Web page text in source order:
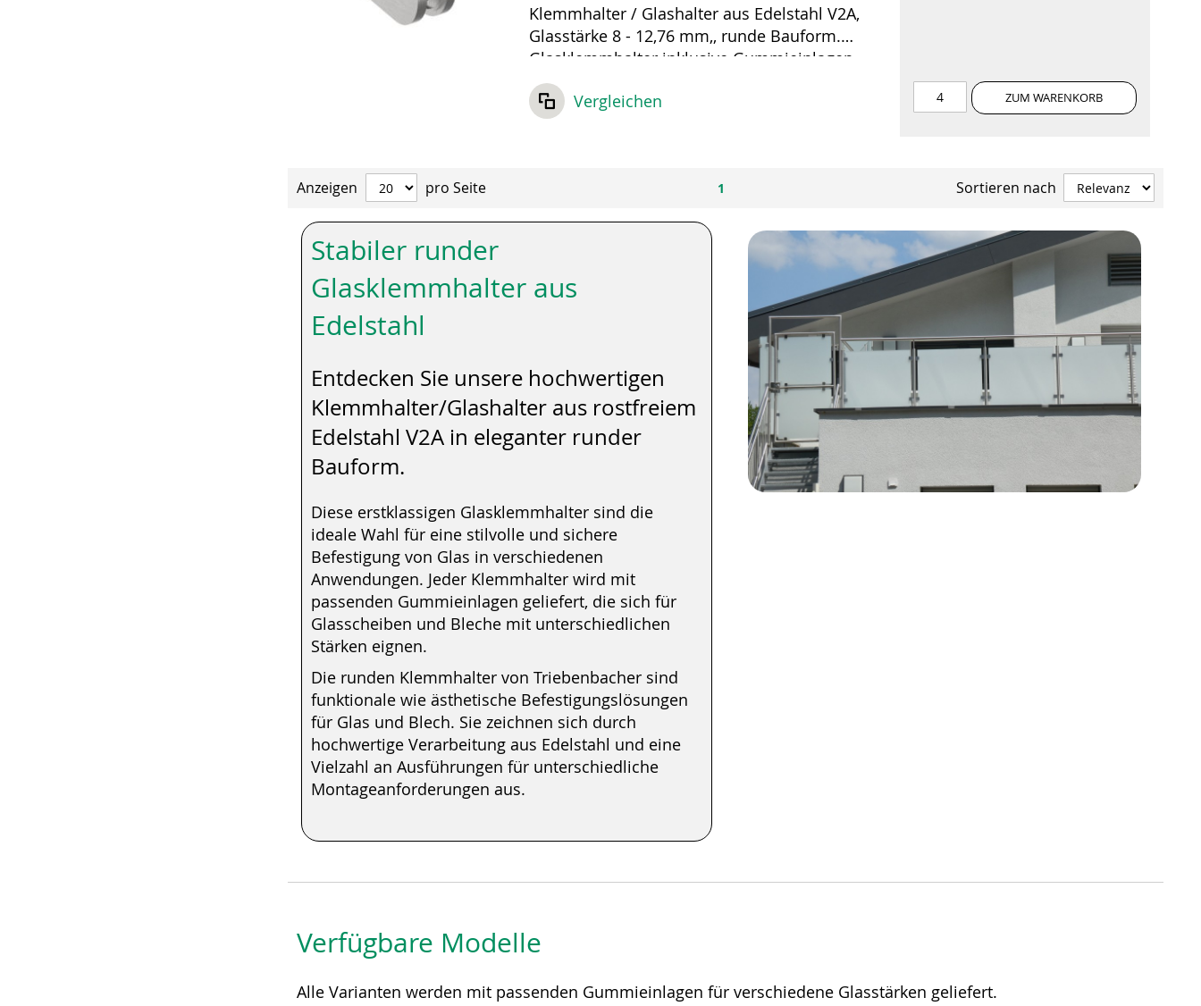
Klemmhalter / Glashalter aus Edelstahl V2A,
Glasstärke 8 - 12,76 mm,, runde Bauform.
Glasklemmhalter inklusive Gummieinlagen
und Sicherungsstift.
Vergleichen
ZUM WARENKORB
Anzeigen pro Seite Sortieren nach
1
Stabiler runder
Glasklemmhalter aus
Edelstahl
Entdecken Sie unsere hochwertigen
Klemmhalter/Glashalter aus rostfreiem
Edelstahl V2A in eleganter runder
Bauform.
Diese erstklassigen Glasklemmhalter sind die
ideale Wahl für eine stilvolle und sichere
Befestigung von Glas in verschiedenen
Anwendungen. Jeder Klemmhalter wird mit
passenden Gummieinlagen geliefert, die sich für
Glasscheiben und Bleche mit unterschiedlichen
Stärken eignen.
Die runden Klemmhalter von Triebenbacher sind
funktionale wie ästhetische Befestigungslösungen
für Glas und Blech. Sie zeichnen sich durch
hochwertige Verarbeitung aus Edelstahl und eine
Vielzahl an Ausführungen für unterschiedliche
Montageanforderungen aus.
Verfügbare Modelle
Alle Varianten werden mit passenden Gummieinlagen für verschiedene Glasstärken geliefert.